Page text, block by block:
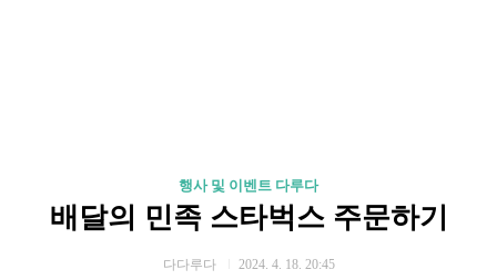
행사 및 이벤트 다루다
배달의 민족 스타벅스 주문하기
다다루다 2024. 4. 18. 20:45